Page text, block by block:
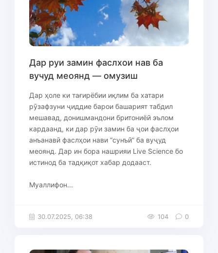
Дар руи замин фаслхои нав ба
вучуд меоянд — омузиш
Дар ҳоле ки тағирёбии иқлим ба хатари
рӯзафзуни ҷиддие барои башарият табдил
мешавад, донишмандони бритониёӣ эълом
кардаанд, ки дар рӯи замин ба ҷои фаслҳои
анъанавӣ фаслҳои нави “сунъӣ” ба вуҷуд
меоянд. Дар ин бора нашрияи Live Science бо
истинод ба тадқиқот хабар додааст.
Муаллифон...
30.07.2025, 06:38 104 0